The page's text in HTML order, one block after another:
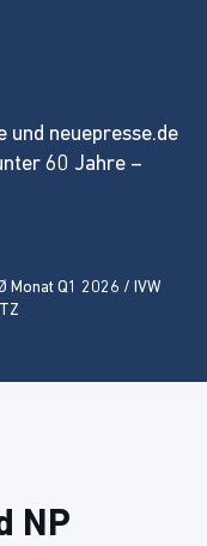
neuepresse.de
60 Jahre –
Monat Q1 2026 / IVW
NP